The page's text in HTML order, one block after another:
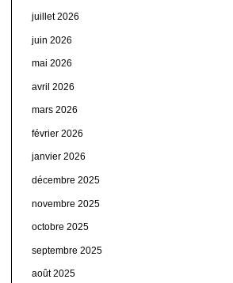
juillet 2026
juin 2026
mai 2026
avril 2026
mars 2026
février 2026
janvier 2026
décembre 2025
novembre 2025
octobre 2025
septembre 2025
août 2025